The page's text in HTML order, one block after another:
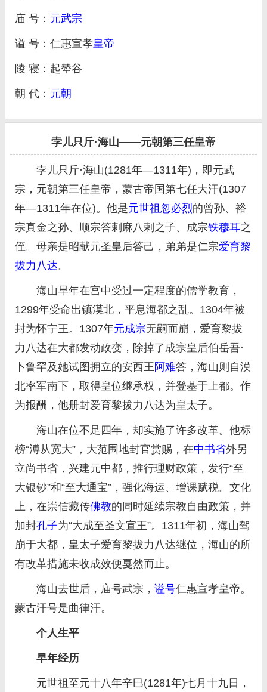
庙 号： 元武宗
谥 号：仁惠宣孝皇帝
陵 寝：起辇谷
朝 代： 元朝
孛儿只斤·海山——元朝第三任皇帝
孛儿只斤·海山(1281年—1311年)，即元武
宗，元朝第三任皇帝，蒙古帝国第七任大汗(1307
年—1311年在位)。他是元世祖 忽必烈的曾孙、裕
宗真金之孙、顺宗答剌麻八剌之子、成宗铁穆耳之
侄。母亲是昭献元圣皇后答己，弟弟是仁宗爱育黎
拔力八达。
海山早年在宫中受过一定程度的儒学教育，
1299年受命出镇漠北，平息海都之乱。1304年被
封为怀宁王。1307年元成宗无嗣而崩，爱育黎拔
力八达在大都发动政变，除掉了成宗皇后伯岳吾·
卜鲁罕及她试图拥立的安西王 阿难答，海山则自漠
北率军南下，取得皇位继承权，并登基于上都。作
为报酬，他册封爱育黎拔力八达为皇太子。
海山在位不足四年，却实施了许多改革。他标
榜“溥从宽大”，大范围地封官赏赐，在中书省外另
立尚书省，兴建元中都，推行理财政策，发行“至
大银钞”和“至大通宝”，强化海运、增课赋税。文化
上，在崇信藏传佛教的同时延续宗教自由政策，并
加封孔子为“大成至圣文宣王”。1311年初，海山驾
崩于大都，皇太子爱育黎拔力八达继位，海山的所
有改革措施未收成效便戛然而止。
海山去世后，庙号武宗， 谥号仁惠宣孝皇帝。
蒙古汗号是曲律汗。
个人生平
早年经历
元世祖至元十八年辛巳(1281年)七月十九日，